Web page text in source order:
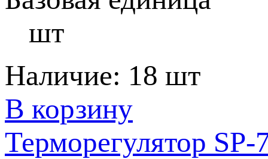
шт
Наличие: 18 шт
В корзину
Терморегулятор